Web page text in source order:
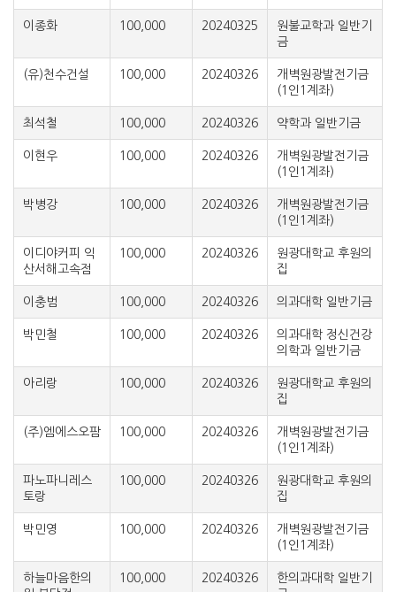
이종화 100,000 20240325
원불교학과 일반기
금
(유)천수건설 100,000 20240326
개벽원광발전기금
(1인1계좌)
최석철 100,000 20240326 약학과 일반기금
이현우 100,000 20240326
개벽원광발전기금
(1인1계좌)
박병강 100,000 20240326
개벽원광발전기금
(1인1계좌)
이디야커피 익
산서해고속점
100,000 20240326
원광대학교 후원의
집
이충범 100,000 20240326 의과대학 일반기금
박민철 100,000 20240326
의과대학 정신건강
의학과 일반기금
아리랑 100,000 20240326
원광대학교 후원의
집
(주)엠에스오팜 100,000 20240326
개벽원광발전기금
(1인1계좌)
파노파니레스
토랑
100,000 20240326
원광대학교 후원의
집
박민영 100,000 20240326
개벽원광발전기금
(1인1계좌)
하늘마음한의
100,000 20240326
한의과대학 일반기